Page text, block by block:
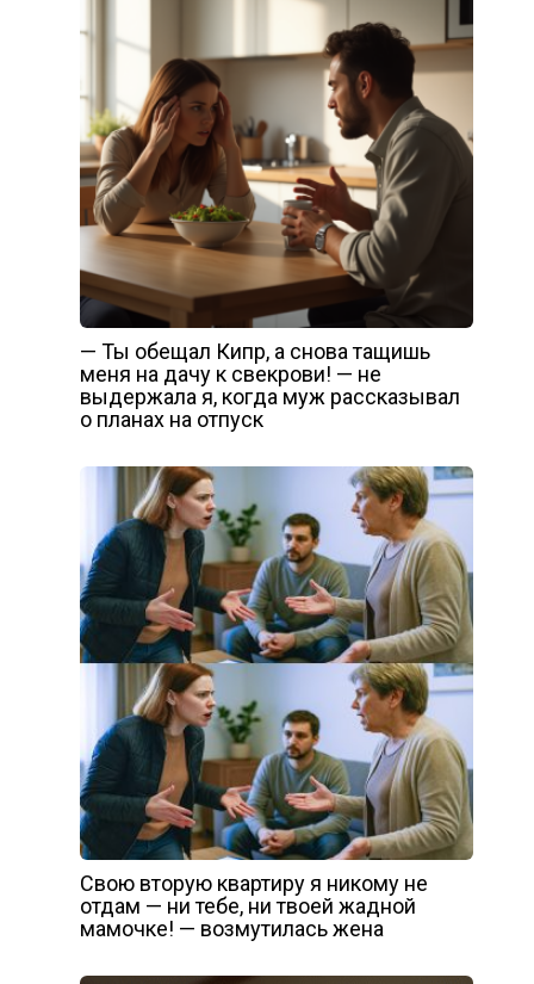
— Ты обещал Кипр, а снова тащишь
меня на дачу к свекрови! — не
выдержала я, когда муж рассказывал
о планах на отпуск
Свою вторую квартиру я никому не
отдам — ни тебе, ни твоей жадной
мамочке! — возмутилась жена